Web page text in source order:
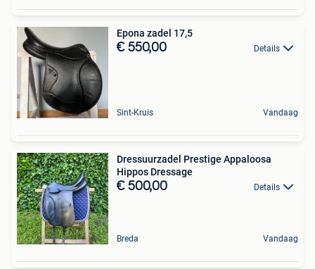
Epona zadel 17,5
€ 550,00 Details
Sint-Kruis Vandaag
Dressuurzadel Prestige Appaloosa
Hippos Dressage
€ 500,00 Details
Breda Vandaag